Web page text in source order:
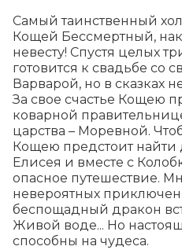
Самый таинственный
Кощей Бессмертный,
невесту! Спустя целых
готовится к свадьбе со
Варварой, но в сказках
За свое счастье Кощею
коварной
царства – Моревной.
Кощею предстоит найти
Елисея и вместе с
опасное путешествие.
невероятных
беспощадный дракон
Живой воде... Но
способны на чудеса.